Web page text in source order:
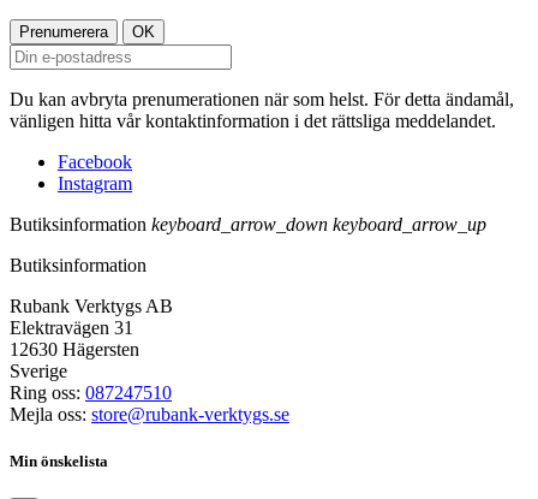
Du kan avbryta prenumerationen när som helst. För detta ändamål,
vänligen hitta vår kontaktinformation i det rättsliga meddelandet.
Facebook
Instagram
Butiksinformation keyboard_arrow_down keyboard_arrow_up
Butiksinformation
Rubank Verktygs AB
Elektravägen 31
12630 Hägersten
Sverige
Ring oss: 087247510
Mejla oss: store@rubank-verktygs.se
Min önskelista